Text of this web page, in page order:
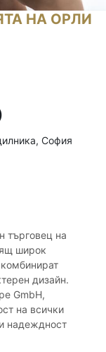
НА ОРЛИ
София
търговец на
широк
дизайн.
GmbH,
на всички
надеждност